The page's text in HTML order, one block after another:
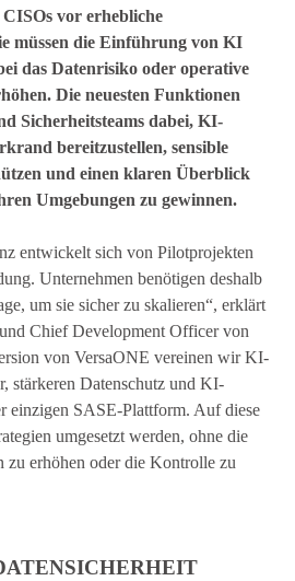
vor erhebliche
müssen die Einführung von KI
das Datenrisiko oder operative
Die neuesten Funktionen
Sicherheitsteams dabei, KI-
bereitzustellen, sensible
und einen klaren Überblick
Umgebungen zu gewinnen.
entwickelt sich von Pilotprojekten
Unternehmen benötigen deshalb
um sie sicher zu skalieren“, erklärt
Chief Development Officer von
von VersaONE vereinen wir KI-
stärkeren Datenschutz und KI-
einzigen SASE-Plattform. Auf diese
umgesetzt werden, ohne die
erhöhen oder die Kontrolle zu